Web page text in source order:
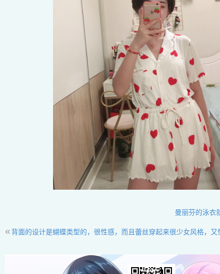
曼丽芬的泳衣
« 背面的设计是蝴蝶类型的，很性感，而且蕾丝穿起来很少女风格，又